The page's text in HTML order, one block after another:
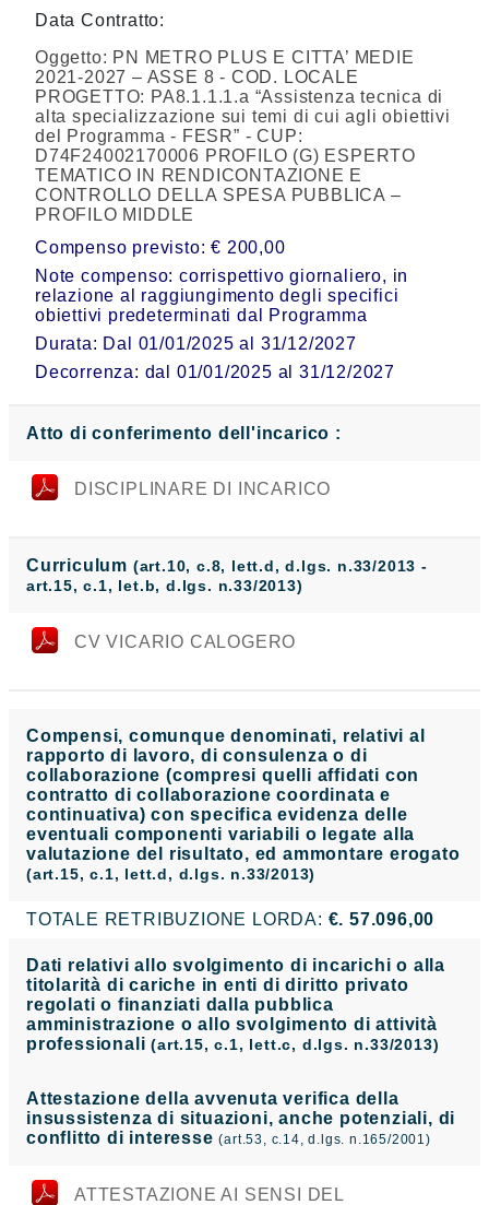
Data Contratto:
Oggetto: PN METRO PLUS E CITTA’ MEDIE
2021-2027 – ASSE 8 - COD. LOCALE
PROGETTO: PA8.1.1.1.a “Assistenza tecnica di
alta specializzazione sui temi di cui agli obiettivi
del Programma - FESR” - CUP:
D74F24002170006 PROFILO (G) ESPERTO
TEMATICO IN RENDICONTAZIONE E
CONTROLLO DELLA SPESA PUBBLICA –
PROFILO MIDDLE
Compenso previsto: € 200,00
Note compenso: corrispettivo giornaliero, in
relazione al raggiungimento degli specifici
obiettivi predeterminati dal Programma
Durata: Dal 01/01/2025 al 31/12/2027
Decorrenza: dal 01/01/2025 al 31/12/2027
Atto di conferimento dell'incarico :
DISCIPLINARE DI INCARICO
Curriculum (art.10, c.8, lett.d, d.lgs. n.33/2013 -
art.15, c.1, let.b, d.lgs. n.33/2013)
CV VICARIO CALOGERO
Compensi, comunque denominati, relativi al
rapporto di lavoro, di consulenza o di
collaborazione (compresi quelli affidati con
contratto di collaborazione coordinata e
continuativa) con specifica evidenza delle
eventuali componenti variabili o legate alla
valutazione del risultato, ed ammontare erogato
(art.15, c.1, lett.d, d.lgs. n.33/2013)
TOTALE RETRIBUZIONE LORDA: €. 57.096,00
Dati relativi allo svolgimento di incarichi o alla
titolarità di cariche in enti di diritto privato
regolati o finanziati dalla pubblica
amministrazione o allo svolgimento di attività
professionali(art.15, c.1, lett.c, d.lgs. n.33/2013)
Attestazione della avvenuta verifica della
insussistenza di situazioni, anche potenziali, di
conflitto di interesse(art.53, c.14, d.lgs. n.165/2001)
ATTESTAZIONE AI SENSI DEL